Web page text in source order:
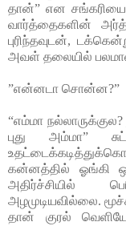
தான்” என
வார்த்தைகளின்
புரிந்தவுடன்,
அவள் தலையில்
”என்னடா சொன்ன?”
“எம்மா
புது அம்மா”
கன்னத்தில் ஓங்கி
அதிர்ச்சியில்
அழமுடியவில்லை.
தான் குரல்